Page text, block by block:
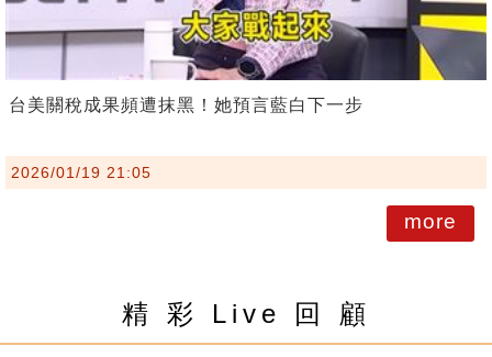
台美關稅成果頻遭抹黑！她預言藍白下一步
2026/01/19 21:05
more
精 彩 Live 回 顧